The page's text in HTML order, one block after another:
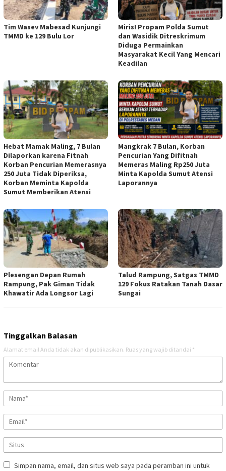
Tim Wasev Mabesad Kunjungi
TMMD ke 129 Bulu Lor
Miris! Propam Polda Sumut
dan Wasidik Ditreskrimum
Diduga Permainkan
Masyarakat Kecil Yang Mencari
Keadilan
Hebat Mamak Maling, 7 Bulan
Dilaporkan karena Fitnah
Korban Pencurian Memerasnya
250 Juta Tidak Diperiksa,
Korban Meminta Kapolda
Sumut Memberikan Atensi
Mangkrak 7 Bulan, Korban
Pencurian Yang Difitnah
Memeras Maling Rp250 Juta
Minta Kapolda Sumut Atensi
Laporannya
Plesengan Depan Rumah
Rampung, Pak Giman Tidak
Khawatir Ada Longsor Lagi
Talud Rampung, Satgas TMMD
129 Fokus Ratakan Tanah Dasar
Sungai
Tinggalkan Balasan
Alamat email Anda tidak akan dipublikasikan. Ruas yang wajib ditandai *
Simpan nama, email, dan situs web saya pada peramban ini untuk